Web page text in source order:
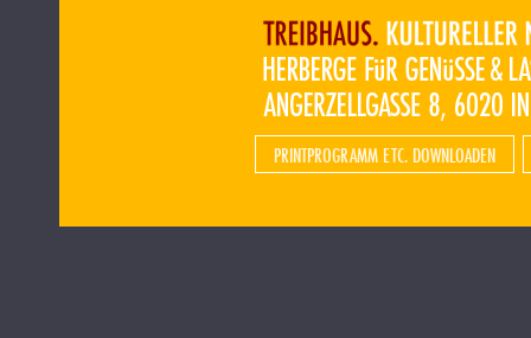
PRINTPROGRAMM ETC. DOWNLOADEN